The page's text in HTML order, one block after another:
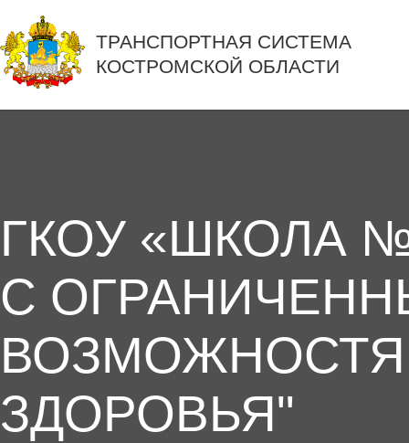
ТРАНСПОРТНАЯ СИСТЕМА
КОСТРОМСКОЙ ОБЛАСТИ
ГКОУ «ШКОЛА
С
ЗДОРОВЬЯ"